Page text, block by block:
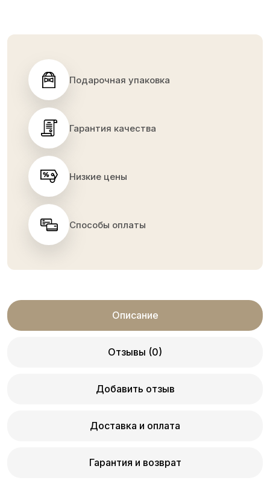
Подарочная упаковка
Гарантия качества
Низкие цены
Способы оплаты
Описание
Отзывы (0)
Добавить отзыв
Доставка и оплата
Гарантия и возврат